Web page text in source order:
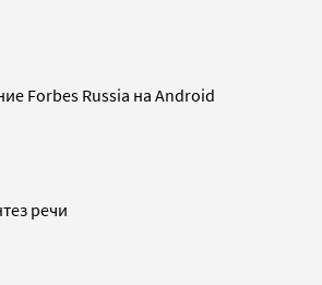
Forbes Russia на Android
речи